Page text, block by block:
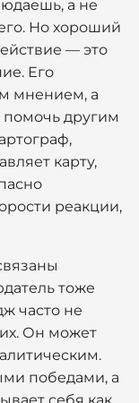
а не
Но хороший
— это
Его
мнением, а
помочь другим
карту,
реакции,
тоже
часто не
Он может
победами, а